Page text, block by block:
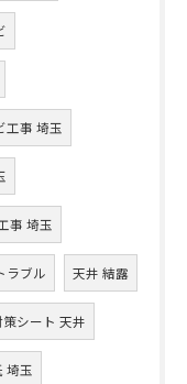
工事 埼玉
事 埼玉
ラブル 天井 結露
シート 天井
埼玉